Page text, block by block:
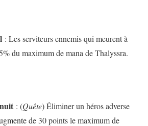
: Les serviteurs ennemis qui meurent à
du maximum de mana de Thalyssra.
: (Quête) Éliminer un héros adverse
de 30 points le maximum de